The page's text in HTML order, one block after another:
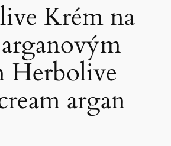
Krém na
Herbolive
argan